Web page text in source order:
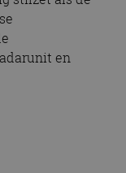
en